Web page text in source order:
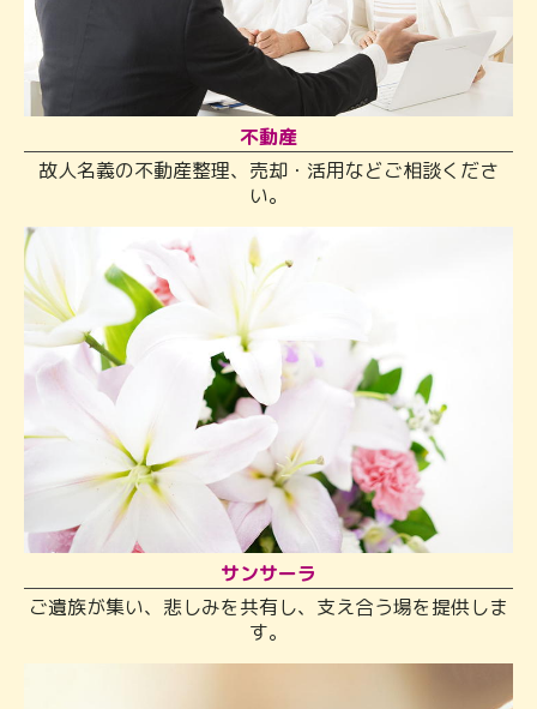
不動産
故人名義の不動産整理、売却・活用などご相談くださ
い。
サンサーラ
ご遺族が集い、悲しみを共有し、支え合う場を提供しま
す。